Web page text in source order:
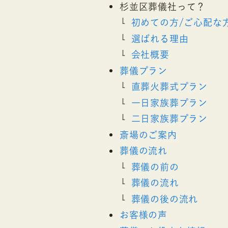
杉並区葬儀社って？
初めての方/ご心配な
選ばれる理由
会社概要
葬儀プラン
直葬火葬式プラン
一日家族葬プラン
二日家族葬プラン
斎場のご案内
葬儀の流れ
葬儀の前の
葬儀の流れ
葬儀の後の流れ
お客様の声